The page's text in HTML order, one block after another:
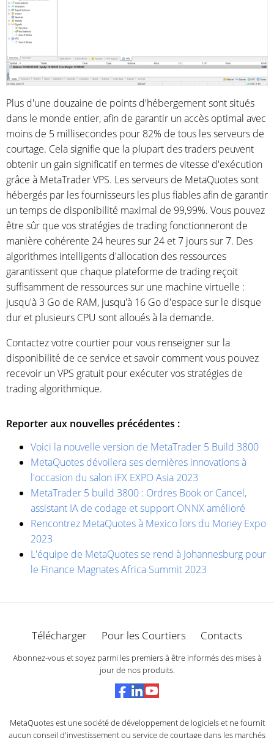
Plus d'une douzaine de points d'hébergement sont situés
dans le monde entier, afin de garantir un accès optimal avec
moins de 5 millisecondes pour 82% de tous les serveurs de
courtage. Cela signifie que la plupart des traders peuvent
obtenir un gain significatif en termes de vitesse d'exécution
grâce à MetaTrader VPS. Les serveurs de MetaQuotes sont
hébergés par les fournisseurs les plus fiables afin de garantir
un temps de disponibilité maximal de 99,99%. Vous pouvez
être sûr que vos stratégies de trading fonctionneront de
manière cohérente 24 heures sur 24 et 7 jours sur 7. Des
algorithmes intelligents d'allocation des ressources
garantissent que chaque plateforme de trading reçoit
suffisamment de ressources sur une machine virtuelle :
jusqu'à 3 Go de RAM, jusqu'à 16 Go d'espace sur le disque
dur et plusieurs CPU sont alloués à la demande.
Contactez votre courtier pour vous renseigner sur la
disponibilité de ce service et savoir comment vous pouvez
recevoir un VPS gratuit pour exécuter vos stratégies de
trading algorithmique.
Reporter aux nouvelles précédentes :
Voici la nouvelle version de MetaTrader 5 Build 3800
MetaQuotes dévoilera ses dernières innovations à
l'occasion du salon iFX EXPO Asia 2023
MetaTrader 5 build 3800 : Ordres Book or Cancel,
assistant IA de codage et support ONNX amélioré
Rencontrez MetaQuotes à Mexico lors du Money Expo
2023
L'équipe de MetaQuotes se rend à Johannesburg pour
le Finance Magnates Africa Summit 2023
Télécharger Pour les Courtiers Contacts
Abonnez-vous et soyez parmi les premiers à être informés des mises à
jour de nos produits.
MetaQuotes est une société de développement de logiciels et ne fournit
aucun conseil d'investissement ou service de courtage dans les marchés